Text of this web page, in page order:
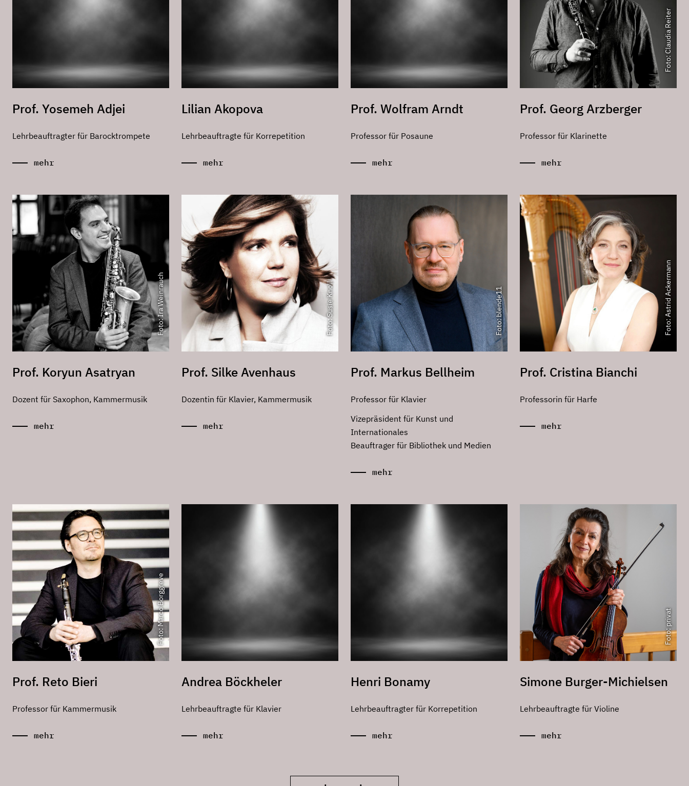
Prof. Yosemeh Adjei
Lehrbeauftragter für Barocktrompete
mehr
Lilian Akopova
Lehrbeauftragte für Korrepetition
mehr
Prof. Wolfram Arndt
Professor für Posaune
mehr
Foto: Claudia Reiter
Prof. Georg Arzberger
Professor für Klarinette
mehr
Foto: Ira Weinrauch
Prof. Koryun Asatryan
Dozent für Saxophon, Kammermusik
mehr
Foto: Susie Knoll
Prof. Silke Avenhaus
Dozentin für Klavier, Kammermusik
mehr
Foto: blende11
Prof. Markus Bellheim
Professor für Klavier
Vizepräsident für Kunst und
Internationales
Beauftrager für Bibliothek und Medien
mehr
Foto: Astrid Ackermann
Prof. Cristina Bianchi
Professorin für Harfe
mehr
Foto: Marco Borggreve
Prof. Reto Bieri
Professor für Kammermusik
mehr
Andrea Böckheler
Lehrbeauftragte für Klavier
mehr
Henri Bonamy
Lehrbeauftragter für Korrepetition
mehr
Foto: privat
Simone Burger-Michielsen
Lehrbeauftragte für Violine
mehr